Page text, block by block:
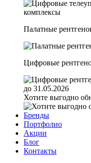
Палатные
Цифровые
до 31.05.2026
Хотите выгодно
Бренды
Портфолио
Акции
Блог
Контакты